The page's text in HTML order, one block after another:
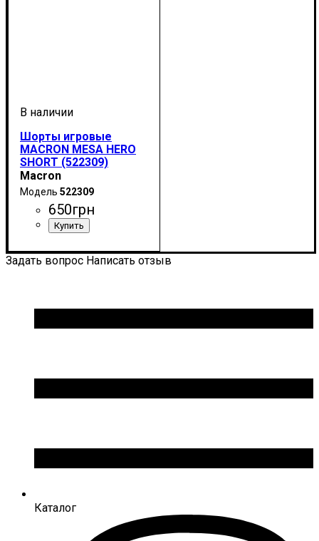
Шорты игровые
MACRON MESA HERO
SHORT (522309)
Macron
522309
650грн
Задать вопрос Написать отзыв
Каталог